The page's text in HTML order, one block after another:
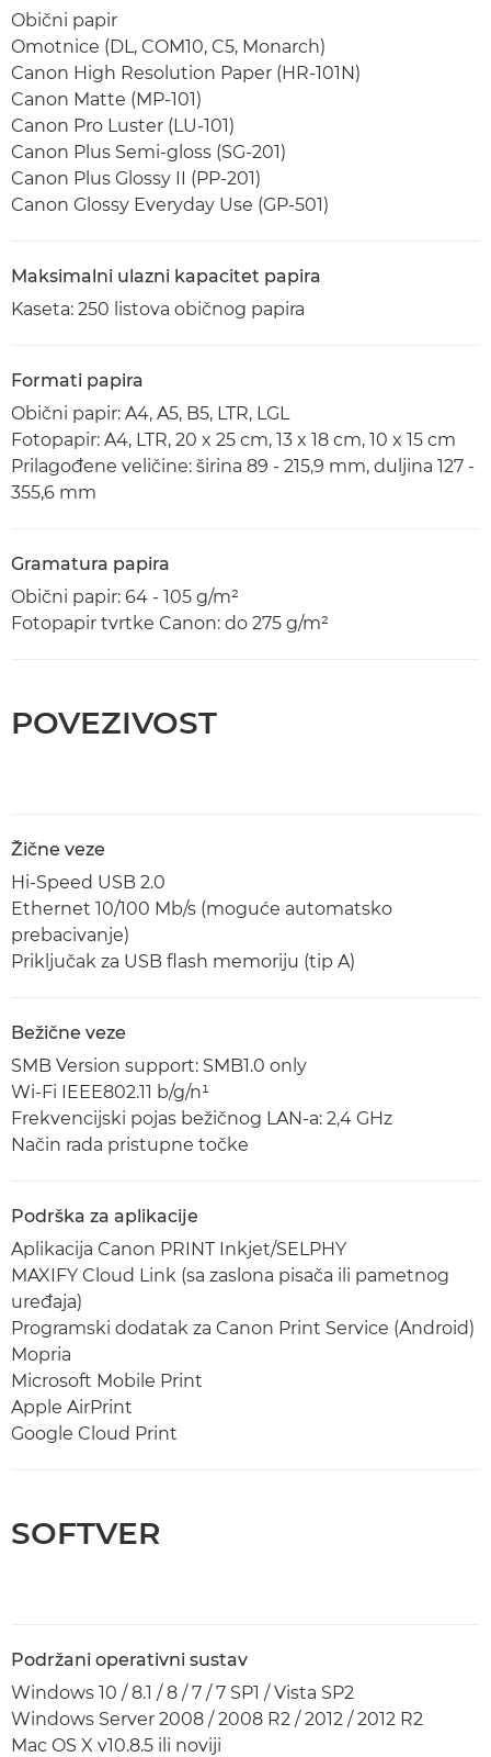
Obični papir
Omotnice (DL, COM10, C5, Monarch)
Canon High Resolution Paper (HR-101N)
Canon Matte (MP-101)
Canon Pro Luster (LU-101)
Canon Plus Semi-gloss (SG-201)
Canon Plus Glossy II (PP-201)
Canon Glossy Everyday Use (GP-501)
Maksimalni ulazni kapacitet papira
Kaseta: 250 listova običnog papira
Formati papira
Obični papir: A4, A5, B5, LTR, LGL
Fotopapir: A4, LTR, 20 x 25 cm, 13 x 18 cm, 10 x 15 cm
Prilagođene veličine: širina 89 - 215,9 mm, duljina 127 -
355,6 mm
Gramatura papira
Obični papir: 64 - 105 g/m²
Fotopapir tvrtke Canon: do 275 g/m²
POVEZIVOST
Žične veze
Hi-Speed USB 2.0
Ethernet 10/100 Mb/s (moguće automatsko
prebacivanje)
Priključak za USB flash memoriju (tip A)
Bežične veze
SMB Version support: SMB1.0 only
Wi-Fi IEEE802.11 b/g/n¹
Frekvencijski pojas bežičnog LAN-a: 2,4 GHz
Način rada pristupne točke
Podrška za aplikacije
Aplikacija Canon PRINT Inkjet/SELPHY
MAXIFY Cloud Link (sa zaslona pisača ili pametnog
uređaja)
Programski dodatak za Canon Print Service (Android)
Mopria
Microsoft Mobile Print
Apple AirPrint
Google Cloud Print
SOFTVER
Podržani operativni sustav
Windows 10 / 8.1 / 8 / 7 / 7 SP1 / Vista SP2
Windows Server 2008 / 2008 R2 / 2012 / 2012 R2
Mac OS X v10.8.5 ili noviji